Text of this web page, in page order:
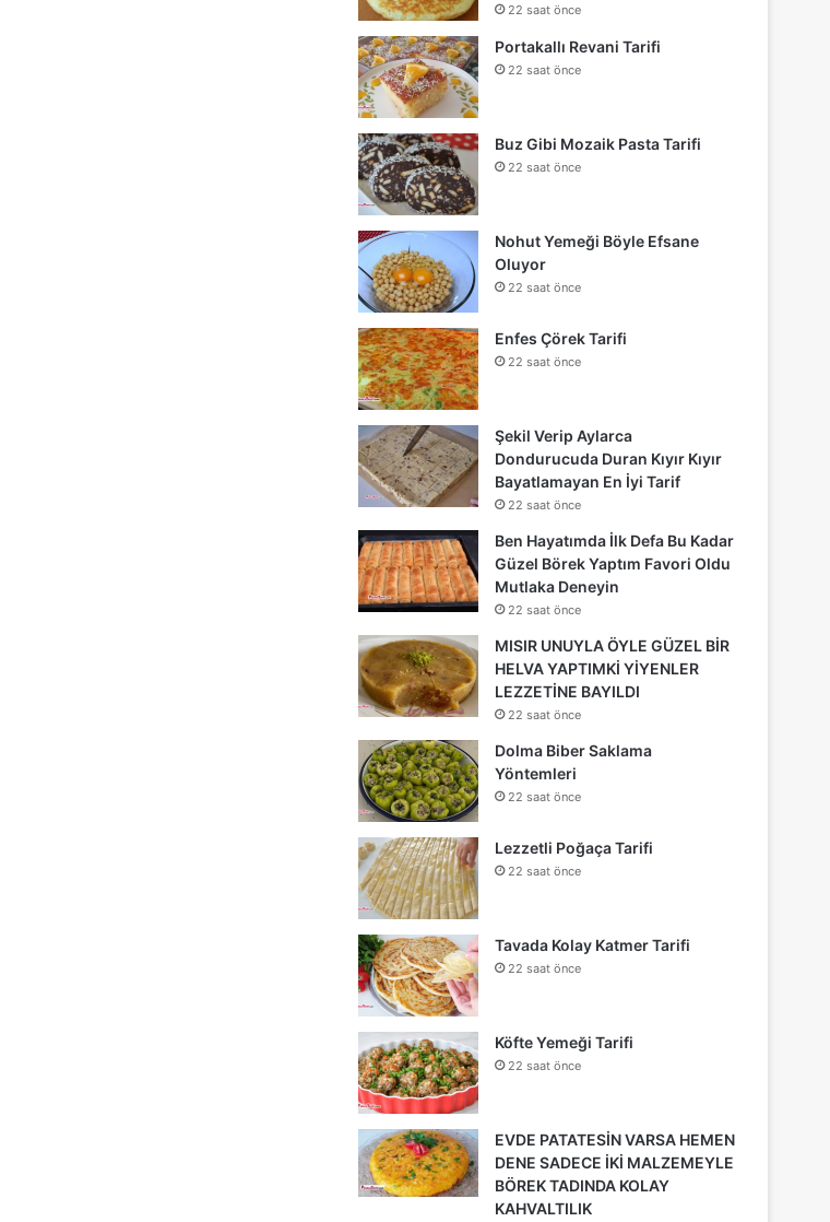
22 saat önce
Portakallı Revani Tarifi
22 saat önce
Buz Gibi Mozaik Pasta Tarifi
22 saat önce
Nohut Yemeği Böyle Efsane
Oluyor
22 saat önce
Enfes Çörek Tarifi
22 saat önce
Şekil Verip Aylarca
Dondurucuda Duran Kıyır Kıyır
Bayatlamayan En İyi Tarif
22 saat önce
Ben Hayatımda İlk Defa Bu Kadar
Güzel Börek Yaptım Favori Oldu
Mutlaka Deneyin
22 saat önce
MISIR UNUYLA ÖYLE GÜZEL BİR
HELVA YAPTIMKİ YİYENLER
LEZZETİNE BAYILDI
22 saat önce
Dolma Biber Saklama
Yöntemleri
22 saat önce
Lezzetli Poğaça Tarifi
22 saat önce
Tavada Kolay Katmer Tarifi
22 saat önce
Köfte Yemeği Tarifi
22 saat önce
EVDE PATATESİN VARSA HEMEN
DENE SADECE İKİ MALZEMEYLE
BÖREK TADINDA KOLAY
KAHVALTILIK